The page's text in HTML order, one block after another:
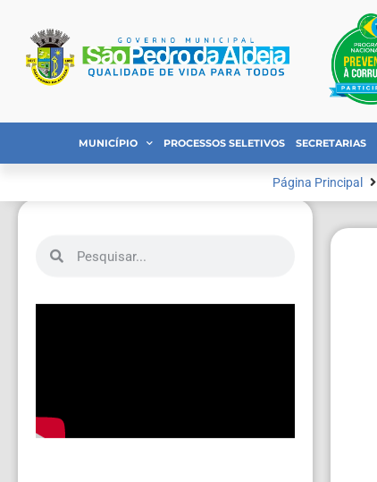
MUNICÍPIO PROCESSOS SELETIVOS SECRETARIAS
Página Principal